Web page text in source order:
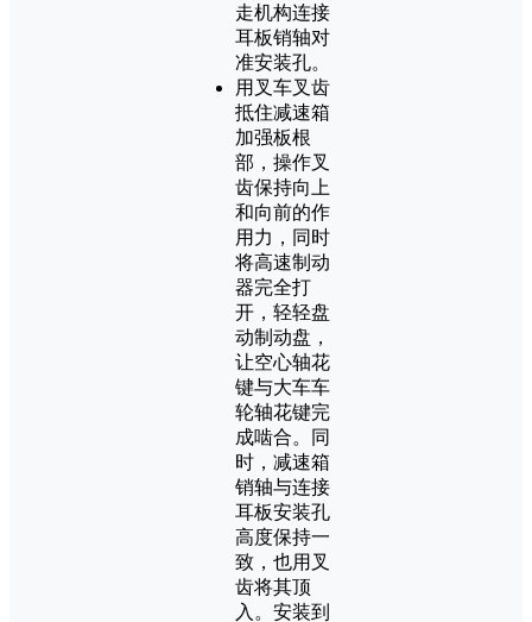
走机构连接
耳板销轴对
准安装孔。
用叉车叉齿
抵住减速箱
加强板根
部，操作叉
齿保持向上
和向前的作
用力，同时
将高速制动
器完全打
开，轻轻盘
动制动盘，
让空心轴花
键与大车车
轮轴花键完
成啮合。同
时，减速箱
销轴与连接
耳板安装孔
高度保持一
致，也用叉
齿将其顶
入。安装到